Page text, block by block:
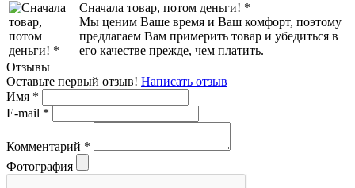
Сначала товар, потом деньги! *
Мы ценим Ваше время и Ваш комфорт, поэтому
предлагаем Вам примерить товар и убедиться в
его качестве прежде, чем платить.
Отзывы
Оставьте первый отзыв! Написать отзыв
Имя *
E-mail *
Комментарий *
Фотография